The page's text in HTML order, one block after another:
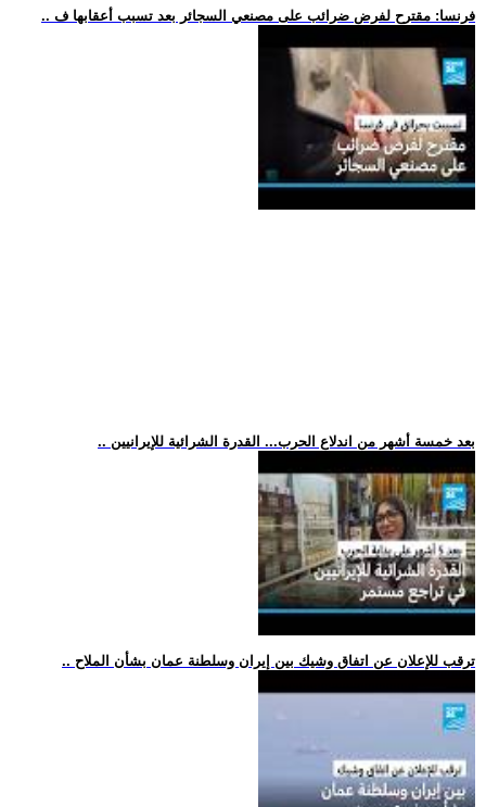
.. فرنسا: مقترح لفرض ضرائب على مصنعي السجائر بعد تسبب أعقابها ف
.. بعد خمسة أشهر من اندلاع الحرب... القدرة الشرائية للإيرانيين
.. ترقب للإعلان عن اتفاق وشيك بين إيران وسلطنة عمان بشأن الملاح